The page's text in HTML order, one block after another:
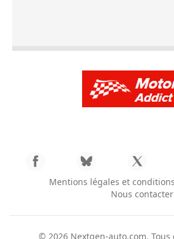
Mentions légales et
Nous contacter
© 2026 Nextgen-auto.com.